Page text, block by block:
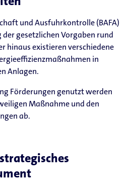
und Ausfuhrkontrolle (BAFA)
gesetzlichen Vorgaben rund
hinaus existieren verschiedene
in
Anlagen.
Förderungen genutzt werden
Maßnahme und den
ab.